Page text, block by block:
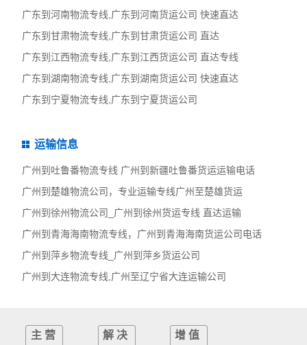
广东到河南物流专线,广东到河南货运公司 快速直达
广东到甘肃物流专线,广东到甘肃货运公司 直达
广东到江西物流专线,广东到江西货运公司 直达专线
广东到湖南物流专线,广东到湖南货运公司 快速直达
广东到宁夏物流专线,广东到宁夏货运公司
运输信息
广州到吐鲁番物流专线 广州到新疆吐鲁番货运运输电话
广州到楚雄物流公司，专业运输专线广州至楚雄货运
广州到徐州物流公司_广州到徐州货运专线 直达运输
广州到青海海南物流专线，广州到青海海南货运公司电话
广州到萍乡物流专线_广州到萍乡货运公司
广州到大连物流专线,广州至辽宁省大连运输公司
主营
解决
增值